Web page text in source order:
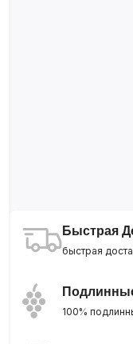
Быстрая
быстрая
100%